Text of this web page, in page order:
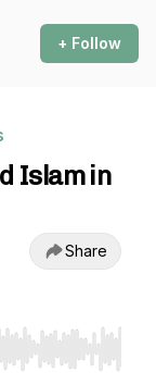
+ Follow
Islam in
Share
End to jump